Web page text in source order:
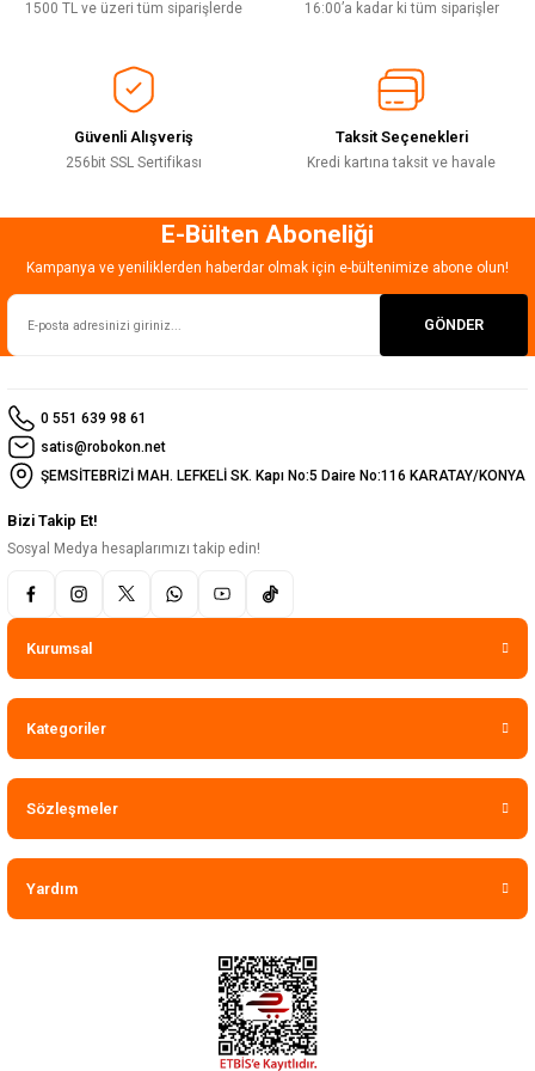
Ürün bilgilerinde hatalar bulunuyor.
Bu ürüne benzer farklı alternatifler olmalı.
Gönder
1500 TL ve üzeri tüm siparişlerde 16:00’a kadar ki tüm siparişler
Güvenli Alışveriş
256bit SSL Sertifikası
Taksit Seçenekleri
Kredi kartına taksit ve havale
E-Bülten Aboneliği
Kampanya ve yeniliklerden haberdar olmak için e-bültenimize abone olun!
GÖNDER
0 551 639 98 61
satis@robokon.net
ŞEMSİTEBRİZİ MAH. LEFKELİ SK. Kapı No:5 Daire No:116 KARATAY/KONYA
Bizi Takip Et!
Sosyal Medya hesaplarımızı takip edin!
Kurumsal
Kategoriler
Sözleşmeler
Yardım